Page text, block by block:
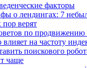
факторы
о лендингах: 7
пор верят
по продвижению
влияет на частоту
поискового
чаще